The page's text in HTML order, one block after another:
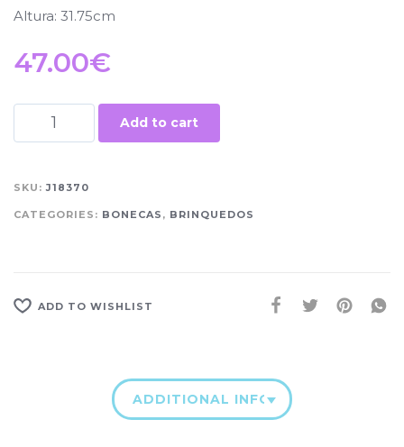
Altura: 31.75cm
47.00€
Add to cart
SKU:J18370
CATEGORIES: BONECAS , BRINQUEDOS
ADD TO WISHLIST
ADDITIONAL INFORMATION